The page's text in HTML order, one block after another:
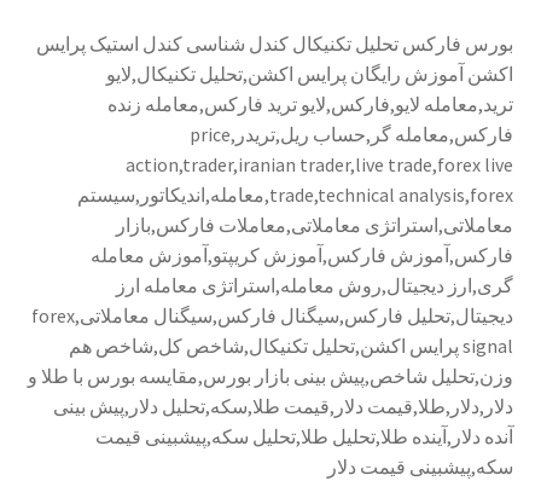
بورس فارکس تحلیل تکنیکال کندل شناسی کندل استیک پرایس
اکشن آموزش رایگان پرایس اکشن,تحلیل تکنیکال,لایو
ترید,معامله لایو,فارکس,لایو ترید فارکس,معامله زنده
فارکس,معامله گر,حساب ریل,تریدر,price
action,trader,iranian trader,live trade,forex live
trade,technical analysis,forex,معامله,اندیکاتور,سیستم
معاملاتی,استراتژی معاملاتی,معاملات فارکس,بازار
فارکس,آموزش فارکس,آموزش کریپتو,آموزش معامله
گری,ارز دیجیتال,روش معامله,استراتژی معامله ارز
دیجیتال,تحلیل فارکس,سیگنال فارکس,سیگنال معاملاتی,forex
signal پرایس اکشن,تحلیل تکنیکال,شاخص کل,شاخص هم
وزن,تحلیل شاخص,پیش بینی بازار بورس,مقایسه بورس با طلا و
دلار,دلار,طلا,قیمت دلار,قیمت طلا,سکه,تحلیل دلار,پیش بینی
آنده دلار,آینده طلا,تحلیل طلا,تحلیل سکه,پیشبینی قیمت
سکه,پیشبینی قیمت دلار